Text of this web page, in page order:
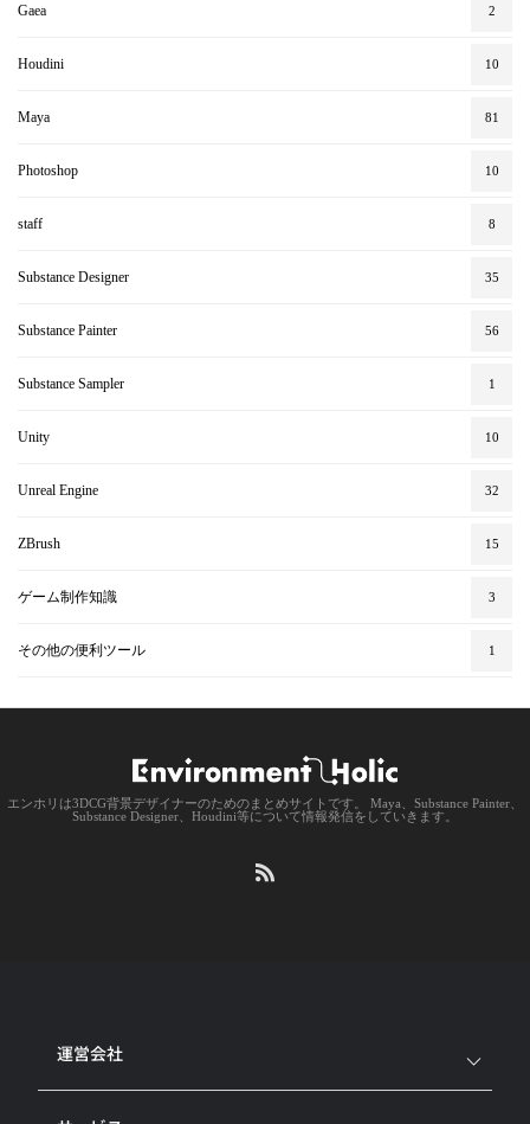
Gaea 2
Houdini 10
Maya 81
Photoshop 10
staff 8
Substance Designer 35
Substance Painter 56
Substance Sampler 1
Unity 10
Unreal Engine 32
ZBrush 15
ゲーム制作知識 3
その他の便利ツール 1
エンホリは3DCG背景デザイナーのためのまとめサイトです。 Maya、Substance Painter、
Substance Designer、Houdini等について情報発信をしていきます。
運営会社